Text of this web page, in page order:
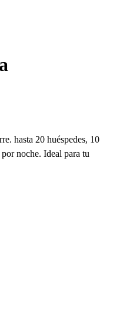
hasta 20 huéspedes, 10
noche. Ideal para tu